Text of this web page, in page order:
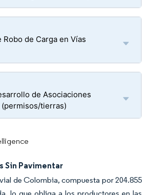
de Carga en Vías
de Asociaciones
tierras)
Sin Pavimentar
de Colombia, compuesta por 204.855